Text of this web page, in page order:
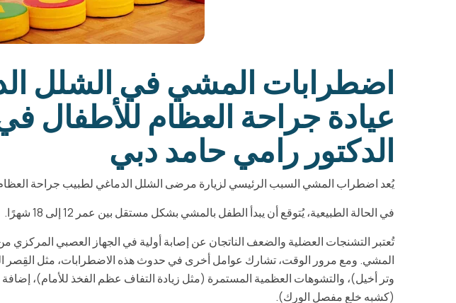
اضطرابات المشي في الشلل
عيادة جراحة العظام للأطفال
الدكتور رامي حامد دبي
يُعد اضطراب المشي السبب الرئيسي لزيارة مرضى الشلل الدماغي لطبيب جراحة
في الحالة الطبيعية، يُتوقع أن يبدأ الطفل بالمشي بشكل مستقل بين عمر 12 إلى 18 شهرًا.
تُعتبر التشنجات العضلية والضعف الناتجان عن إصابة أولية في الجهاز العصبي المركزي
المشي. ومع مرور الوقت، تشارك عوامل أخرى في حدوث هذه الاضطرابات، مثل القِصر
وتر أخيل)، والتشوهات العظمية المستمرة (مثل زيادة التفاف عظم الفخذ للأمام)،
(كشبه خلع مفصل الورك).